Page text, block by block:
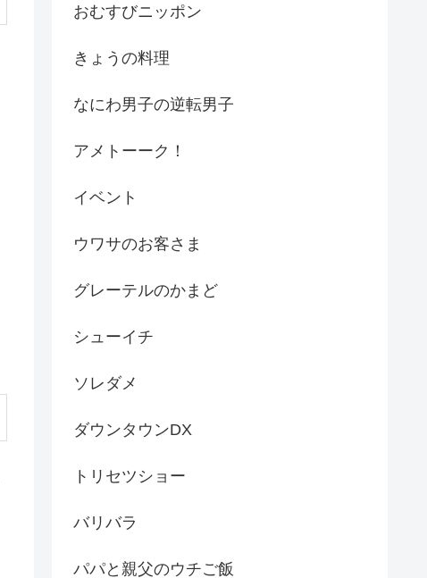
おむすびニッポン
きょうの料理
なにわ男子の逆転男子
アメトーーク！
イベント
ウワサのお客さま
グレーテルのかまど
シューイチ
ソレダメ
ダウンタウンDX
トリセツショー
バリバラ
パパと親父のウチご飯